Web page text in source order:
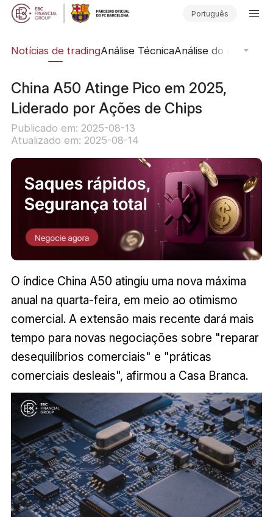
Português
Notícias de tradingAnálise TécnicaAnálise do mercado
China A50 Atinge Pico em 2025,
Liderado por Ações de Chips
Publicado em: 2025-08-13
Atualizado em: 2025-08-14
O índice China A50 atingiu uma nova máxima
anual na quarta-feira, em meio ao otimismo
comercial. A extensão mais recente dará mais
tempo para novas negociações sobre "reparar
desequilíbrios comerciais" e "práticas
comerciais desleais", afirmou a Casa Branca.